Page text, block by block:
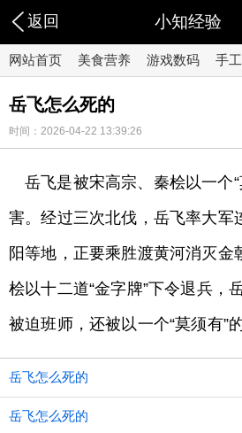
返回 小知经验
网站首页 美食营养 游戏数码 手
岳飞怎么死的
时间：2026-04-22 13:39:26
岳飞是被宋高宗、秦桧以一个
害。经过三次北伐，岳飞率大军
阳等地，正要乘胜渡黄河消灭金
桧以十二道“金字牌”下令退兵，
被迫班师，还被以一个“莫须有”
岳飞怎么死的
岳飞怎么死的